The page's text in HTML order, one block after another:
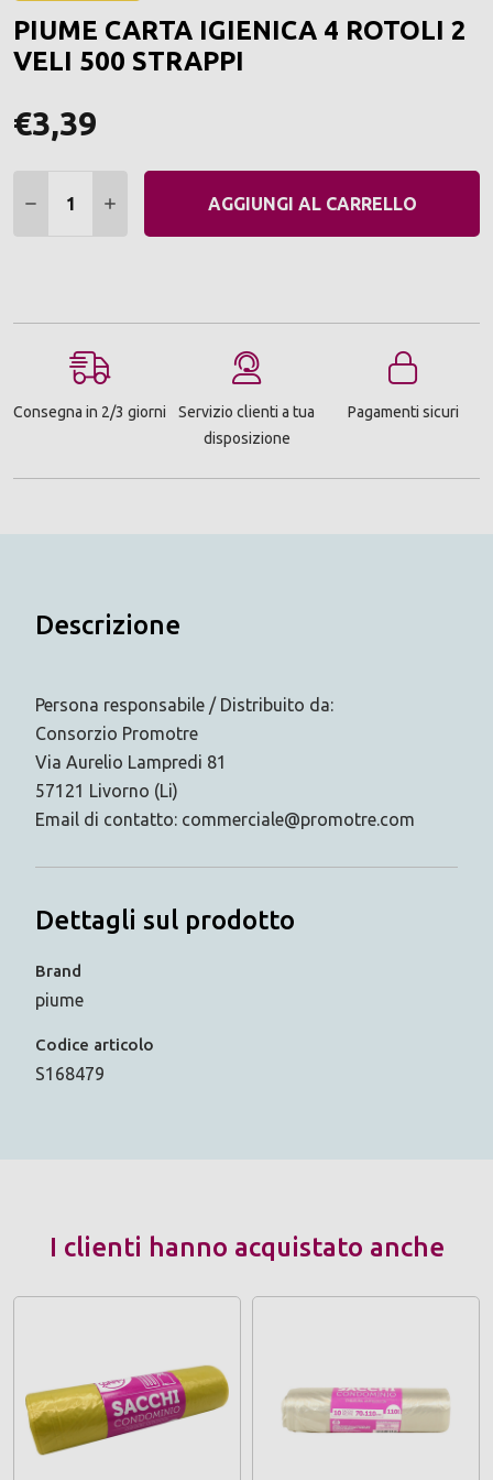
DEI
PIUME CARTA IGIENICA 4 ROTOLI 2
VELI 500 STRAPPI
€3,39
DIMINUIRE QUANTITÀ:
AUMENTARE QUANTITÀ:
AGGIUNGI AL CARRELLO
Consegna in 2/3 giorni
Servizio clienti a tua
disposizione
Pagamenti sicuri
Descrizione
Persona responsabile / Distribuito da:
Consorzio Promotre
Via Aurelio Lampredi 81
57121 Livorno (Li)
Email di contatto: commerciale@promotre.com
Dettagli sul prodotto
Brand
piume
Codice articolo
S168479
I clienti hanno acquistato anche